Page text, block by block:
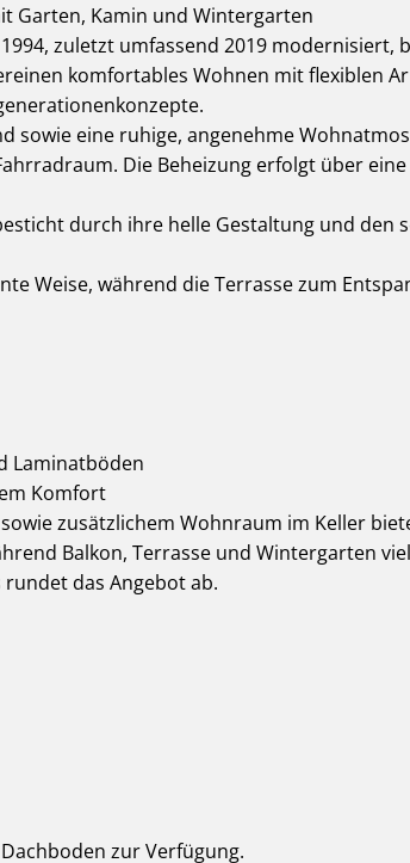
Garten, Kamin und Wintergarten
zuletzt umfassend 2019 modernisiert,
komfortables Wohnen mit flexiblen
sowie eine ruhige, angenehme
Die Beheizung erfolgt über
durch ihre helle Gestaltung und den
Weise, während die Terrasse zum
Laminatböden
Komfort
zusätzlichem Wohnraum im Keller
Balkon, Terrasse und Wintergarten
das Angebot ab.
zur Verfügung.